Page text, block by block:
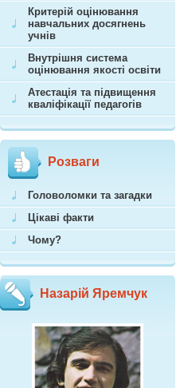
Критерій оцінювання
навчальних досягнень
учнів
Внутрішня система
оцінювання якості освіти
Атестація та підвищення
кваліфікації педагогів
Розваги
Головоломки та загадки
Цікаві факти
Чому?
Назарій Яремчук